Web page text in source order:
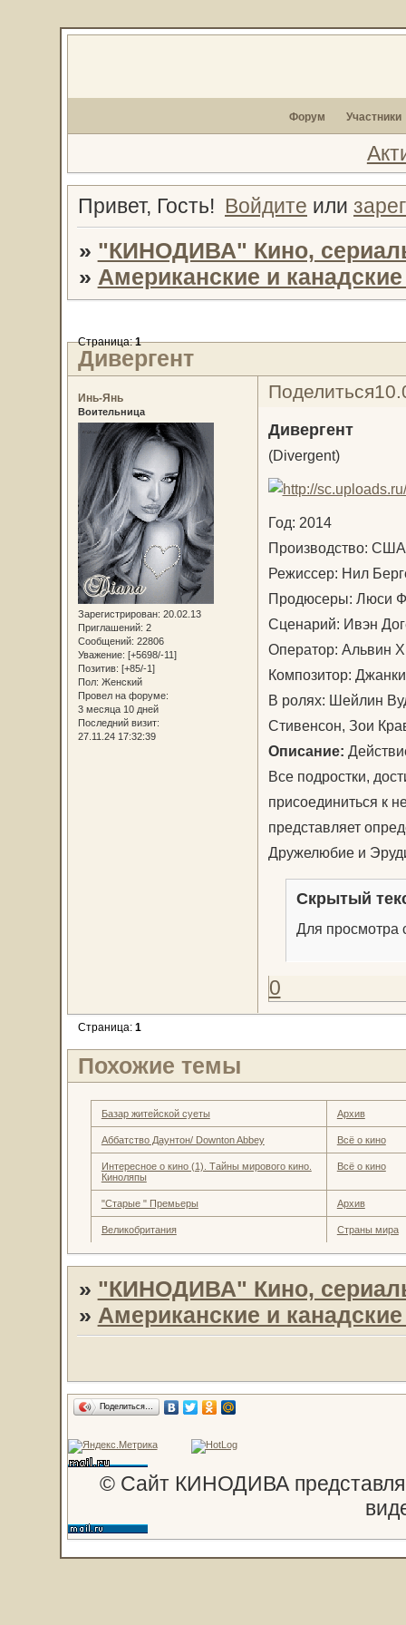
Форум Участники
Привет, Гость! Войдите или
» "КИНОДИВА" Кино,
» Американские и
Дивергент
Страница:1
Поделиться
Инь-Янь
Воительница
Зарегистрирован: 20.02.13
Приглашений: 2
Сообщений: 22806
Уважение: [+5698/-11]
Позитив: [+85/-1]
Пол: Женский
Провел на форуме:
3 месяца 10 дней
Последний визит:
27.11.24 17:32:39
Дивергент
(Divergent)
Год: 2014
Производство:
Режиссер: Нил
Продюсеры: Люси
Сценарий: Ивэн
Оператор: Альвин
Композитор:
В ролях: Шейлин
Стивенсон, Зои
Описание:
Все подростки,
присоединиться к
представляет
Дружелюбие и
Скрытый
Для просмотра
0
Страница: 1
Похожие темы
Базар житейской суеты Архив
Аббатство Даунтон/ Downton Abbey Всё о кино
Интересное о кино (1). Тайны мирового кино.
Киноляпы
Всё о кино
"Старые " Премьеры Архив
Великобритания Страны мира
» "КИНОДИВА" Кино,
» Американские и
Поделиться…
© Сайт КИНОДИВА